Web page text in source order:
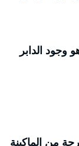
الدابر
من الماكينة